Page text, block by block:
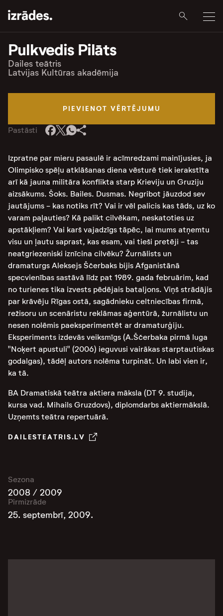
Pulkvedis Pilāts
Dailes teātris
Latvijas Kultūras akadēmija
PIEVIENOT VĒRTĒJUMU
Pastāsti
Izpratne par mieru pasaulē ir acīmredzami mainījusies, ja
Olimpisko spēļu atklāšanas diena vēsturē tiek ierakstīta
arī kā jauna militāra konflikta starp Krieviju un Gruziju
aizsākums. Šoks. Bailes. Dusmas. Negribot jāuzdod sev
jautājums - kas notiks rīt? Vai ir vēl palicis kas tāds, uz ko
varam paļauties? Kā palikt cilvēkam, neskatoties uz
apstākļiem? Vai karš vajadzīgs tāpēc, lai mums atņemtu
visu un ļautu saprast, kas esam, vai tieši pretēji - tas
neatgriezeniski iznīcina cilvēku? Žurnālists un
dramaturgs Aleksejs Ščerbaks bijis Afganistānā
specvienības sastāvā līdz pat 1989. gada februārim, kad
no turienes tika izvests pēdējais bataljons. Viņš strādājis
par krāvēju Rīgas ostā, sagādnieku celtniecības firmā,
režisoru un scenāristu reklāmas aģentūrā, žurnālistu un
nesen nolēmis paeksperimentēt ar dramaturģiju.
Eksperiments izdevās veiksmīgs (A.Ščerbaka pirmā luga
"Noķert apustuli" (2006) ieguvusi vairākas starptautiskas
godalgas), tādēļ autors nolēma turpināt. Un labi vien ir,
ka tā.
BA Dramatiskā teātra aktiera māksla (DT 9. studija,
kursa vad. Mihails Gruzdovs), diplomdarbs aktiermākslā.
Uzņemts teātra repertuārā.
DAILESTEATRIS.LV
Sezona
2008 / 2009
Pirmizrāde
25. septembrī, 2009.